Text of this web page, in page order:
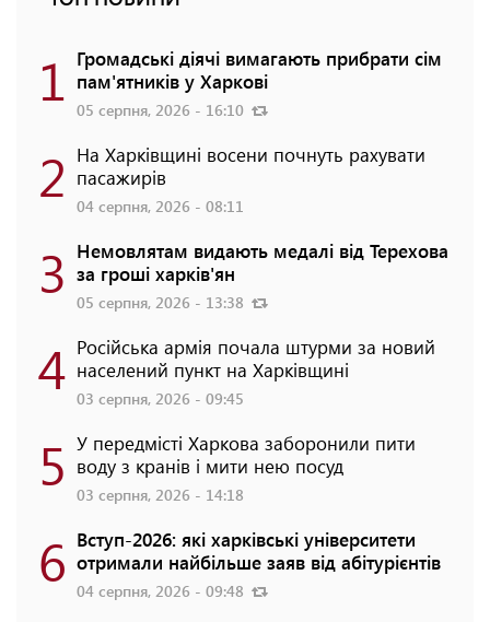
1 Громадські діячі вимагають прибрати сім
пам'ятників у Харкові
05 серпня, 2026 - 16:10
2 На Харківщині восени почнуть рахувати
пасажирів
04 серпня, 2026 - 08:11
3 Немовлятам видають медалі від Терехова
за гроші харків'ян
05 серпня, 2026 - 13:38
4 Російська армія почала штурми за новий
населений пункт на Харківщині
03 серпня, 2026 - 09:45
5 У передмісті Харкова заборонили пити
воду з кранів і мити нею посуд
03 серпня, 2026 - 14:18
6 Вступ-2026: які харківські університети
отримали найбільше заяв від абітурієнтів
04 серпня, 2026 - 09:48